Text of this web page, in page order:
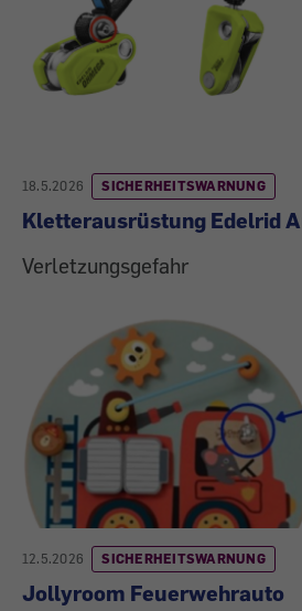
18.5.2026 SICHERHEITSWARNUNG
Kletterausrüstung Edelrid
Verletzungsgefahr
12.5.2026 SICHERHEITSWARNUNG
Jollyroom Feuerwehrauto